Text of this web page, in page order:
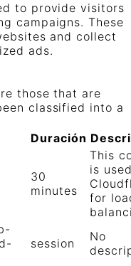
to provide visitors
campaigns. These
and collect
ads.
those that are
classified into a
Duración
30
minutes
This
is
for
session
No